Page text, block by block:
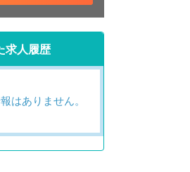
求人履歴
はありません。